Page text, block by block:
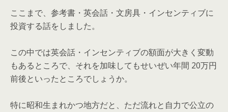
ここまで、参考書・英会話・文房具・インセンティブに
投資する話をしました。
この中では英会話・インセンティブの額面が大きく変動
もあるところで、それを加味してもせいぜい年間 20万円
前後といったところでしょうか。
特に昭和生まれかつ地方だと、ただ流れと自力で公立の